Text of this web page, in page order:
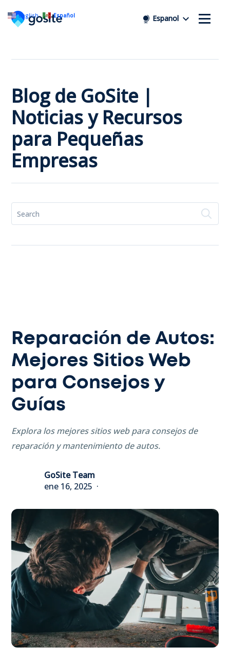
Espanol
Blog de GoSite |
Noticias y Recursos
para Pequeñas
Empresas
Reparación de Autos:
Mejores Sitios Web
para Consejos y
Guías
Explora los mejores sitios web para consejos de
reparación y mantenimiento de autos.
GoSite Team
ene 16, 2025
English Español